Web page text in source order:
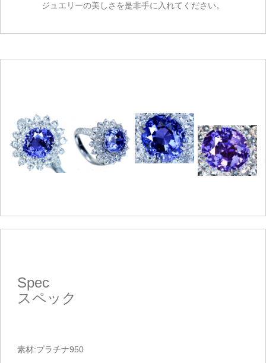
ジュエリーの美しさを是非手に入れてください。
Spec
スペック
素材:プラチナ950